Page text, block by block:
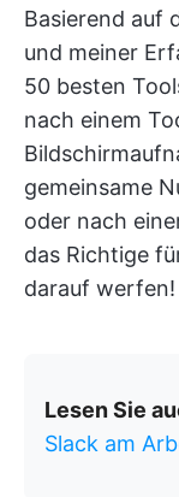
Basierend auf
und meiner
50 besten
nach einem
gemeinsame
oder nach
das Richtige
darauf werfen!
Lesen Sie
Slack am